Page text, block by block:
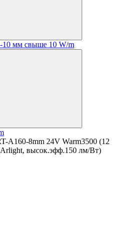
10 мм свыше 10 W/m
A160-8mm 24V Warm3500 (12
высок.эфф.150 лм/Вт)